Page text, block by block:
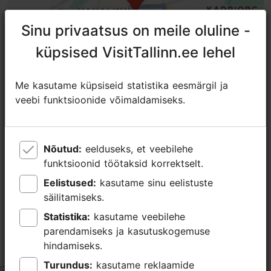
TripAdvisori® hinnangud ja
arvustused
tripadvisor rating 5.0 of 5
põhineb375 hinnangul
Great experience
Sinu privaatsus on meile oluline -
küpsised VisitTallinn.ee lehel
Me kasutame küpsiseid statistika eesmärgil ja
veebi funktsioonide võimaldamiseks.
Nõutud:
funktsioonid töötaksid korrektselt.
Eelistused:
säilitamiseks.
Statistika:
parendamiseks ja kasutuskogemuse
hindamiseks.
Turundus:
Sinu privaatsus on meile oluline -
küpsised VisitTallinn.ee lehel
Me kasutame küpsiseid statistika eesmärgil ja
veebi funktsioonide võimaldamiseks.
Nõutud:
funktsioonid töötaksid korrektselt.
Eelistused:
säilitamiseks.
Statistika:
parendamiseks ja kasutuskogemuse
hindamiseks.
Turundus: